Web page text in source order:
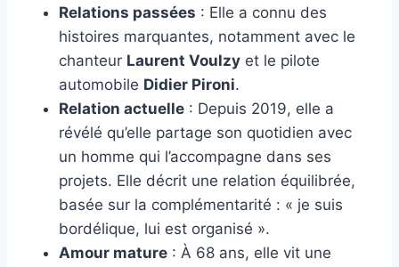
Relations passées : Elle a connu des
histoires marquantes, notamment avec le
chanteur Laurent Voulzy et le pilote
automobile Didier Pironi.
Relation actuelle : Depuis 2019, elle a
révélé qu’elle partage son quotidien avec
un homme qui l’accompagne dans ses
projets. Elle décrit une relation équilibrée,
basée sur la complémentarité : « je suis
bordélique, lui est organisé ».
Amour mature : À 68 ans, elle vit une